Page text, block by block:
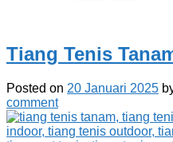
Tiang Tenis
Posted on 20 Januari 2025
comment